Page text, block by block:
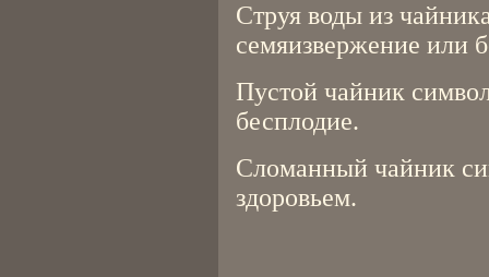
Струя воды из
семяизвержение или
Пустой чайник
бесплодие.
Сломанный чайник
здоровьем.